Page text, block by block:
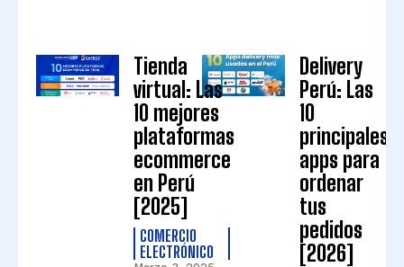
Tienda
virtual: Las
10 mejores
plataformas
ecommerce
en Perú
[2025]
COMERCIO
ELECTRÓNICO
Delivery
Perú: Las
10
principales
apps para
ordenar
tus
pedidos
[2026]